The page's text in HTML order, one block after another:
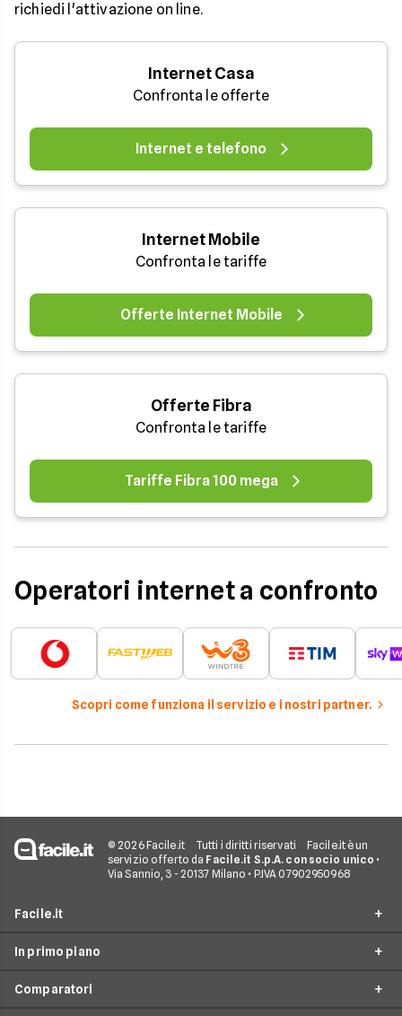
richiedi l'attivazione on line.
Internet Casa
Confronta le offerte
Internet e telefono
Internet Mobile
Confronta le tariffe
Offerte Internet Mobile
Offerte Fibra
Confronta le tariffe
Tariffe Fibra 100 mega
Operatori internet a confronto
Scopri come funziona il servizio e i nostri partner.
© 2026 Facile.it Tutti i diritti riservati
Facile.it è un
servizio offerto da Facile.it S.p.A. con socio unico •
Via Sannio, 3 - 20137 Milano • P.IVA 07902950968
Facile.it
Assicurazioni
Prestiti
In primo piano
Offerte Fibra
Comparatori